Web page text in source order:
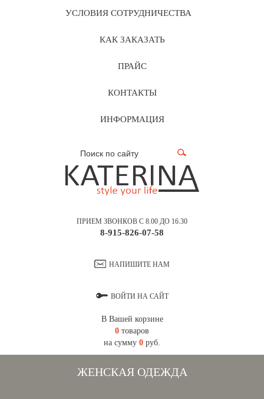
УСЛОВИЯ СОТРУДНИЧЕСТВА
КАК ЗАКАЗАТЬ
ПРАЙС
КОНТАКТЫ
ИНФОРМАЦИЯ
ПРИЕМ ЗВОНКОВ С 8.00 ДО 16.30
8-915-826-07-58
НАПИШИТЕ НАМ
ВОЙТИ НА САЙТ
В Вашей корзине
0 товаров
на сумму 0 руб.
ЖЕНСКАЯ ОДЕЖДА